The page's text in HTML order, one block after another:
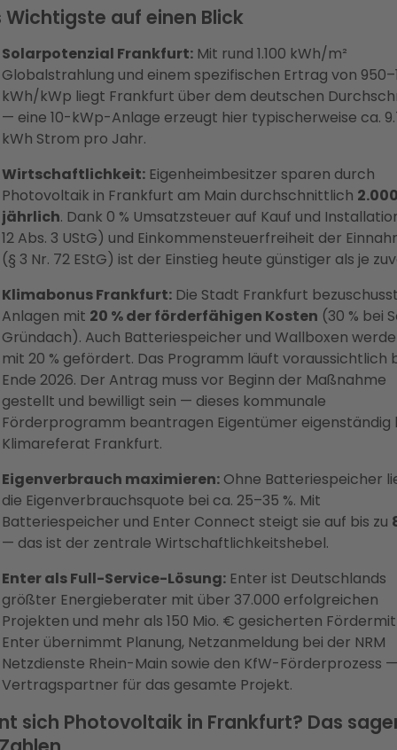
Wichtigste auf einen Blick
Solarpotenzial Frankfurt: Mit rund 1.100 kWh/m²
Globalstrahlung und einem spezifischen Ertrag von
kWh/kWp liegt Frankfurt über dem deutschen
— eine 10-kWp-Anlage erzeugt hier typischerweise ca.
kWh Strom pro Jahr.
Wirtschaftlichkeit: Eigenheimbesitzer sparen durch
Photovoltaik in Frankfurt am Main durchschnittlich
jährlich. Dank 0 % Umsatzsteuer auf Kauf und
12 Abs. 3 UStG) und Einkommensteuerfreiheit der
(§ 3 Nr. 72 EStG) ist der Einstieg heute günstiger als je
Klimabonus Frankfurt: Die Stadt Frankfurt
Anlagen mit 20 % der förderfähigen Kosten (30 % bei
Gründach). Auch Batteriespeicher und Wallboxen
mit 20 % gefördert. Das Programm läuft voraussichtlich
Ende 2026. Der Antrag muss vor Beginn der Maßnahme
gestellt und bewilligt sein — dieses kommunale
Förderprogramm beantragen Eigentümer eigenständig
Klimareferat Frankfurt.
Eigenverbrauch maximieren: Ohne Batteriespeicher
die Eigenverbrauchsquote bei ca. 25–35 %. Mit
Batteriespeicher und Enter Connect steigt sie auf bis zu
— das ist der zentrale Wirtschaftlichkeitshebel.
Enter als Full-Service-Lösung: Enter ist Deutschlands
größter Energieberater mit über 37.000 erfolgreichen
Projekten und mehr als 150 Mio. € gesicherten
Enter übernimmt Planung, Netzanmeldung bei der NRM
Netzdienste Rhein-Main sowie den KfW-Förderprozess
Vertragspartner für das gesamte Projekt.
sich Photovoltaik in Frankfurt? Das